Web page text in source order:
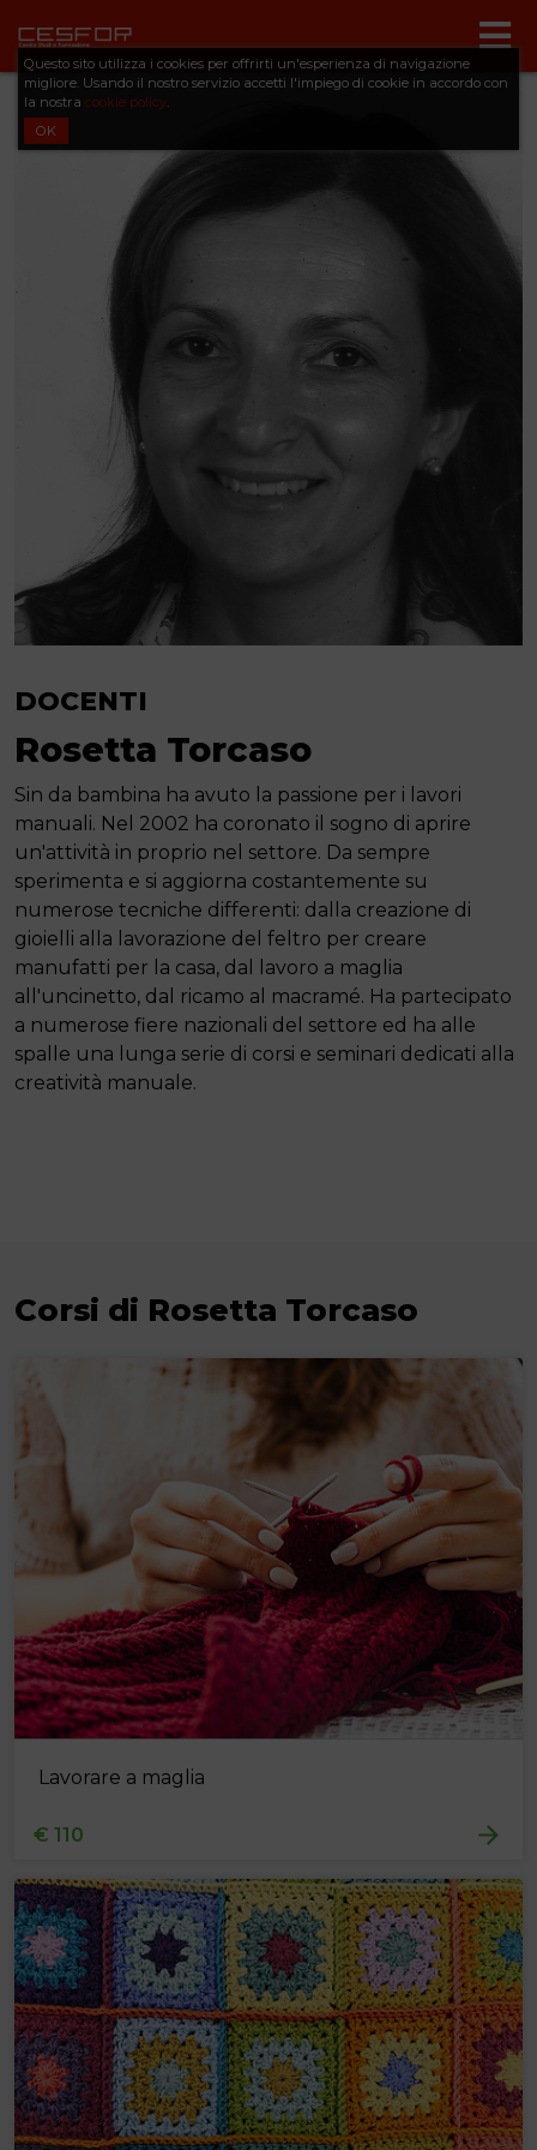
DOCENTI
Rosetta Torcaso
Sin da bambina ha avuto la passione per i lavori
manuali. Nel 2002 ha coronato il sogno di aprire
un'attività in proprio nel settore. Da sempre
sperimenta e si aggiorna costantemente su
numerose tecniche differenti: dalla creazione di
gioielli alla lavorazione del feltro per creare
manufatti per la casa, dal lavoro a maglia
all'uncinetto, dal ricamo al macramé. Ha partecipato
a numerose fiere nazionali del settore ed ha alle
spalle una lunga serie di corsi e seminari dedicati alla
creatività manuale.
Corsi di Rosetta Torcaso
Lavorare a maglia
€ 110
Questo sito utilizza i cookies per offrirti un'esperienza di navigazione
migliore. Usando il nostro servizio accetti l'impiego di cookie in accordo con
la nostra cookie policy.
OK